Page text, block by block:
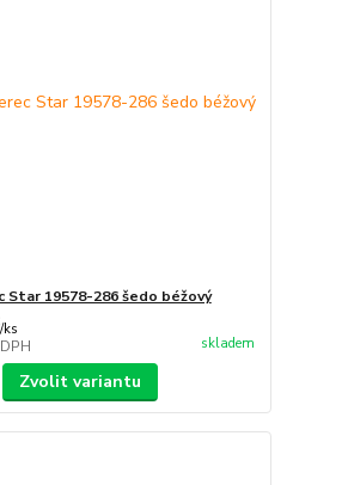
Star 19578-286 šedo béžový
/ks
skladem
Zvolit variantu